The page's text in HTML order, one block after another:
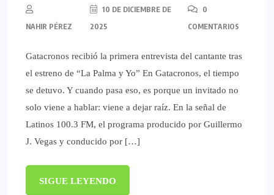
NAHIR PÉREZ
10 DE DICIEMBRE DE
2025
0
COMENTARIOS
Gatacronos recibió la primera entrevista del cantante tras
el estreno de “La Palma y Yo” En Gatacronos, el tiempo
se detuvo. Y cuando pasa eso, es porque un invitado no
solo viene a hablar: viene a dejar raíz. En la señal de
Latinos 100.3 FM, el programa producido por Guillermo
J. Vegas y conducido por […]
SIGUE LEYENDO